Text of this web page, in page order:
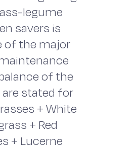
legume
savers is
of the major
of the
stated for
+ White
+ Red
+ Lucerne